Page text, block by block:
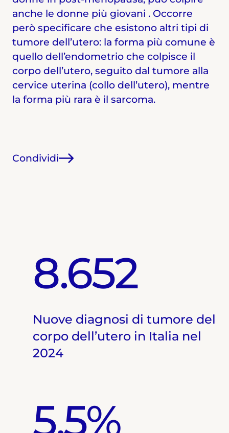
anche le donne più giovani . Occorre
però specificare che esistono altri tipi di
tumore dell’utero: la forma più comune è
quello dell’endometrio che colpisce il
corpo dell’utero, seguito dal tumore alla
cervice uterina (collo dell’utero), mentre
la forma più rara è il sarcoma.
Condividi
8.652
Nuove diagnosi di tumore del
corpo dell’utero in Italia nel
2024
5,5%